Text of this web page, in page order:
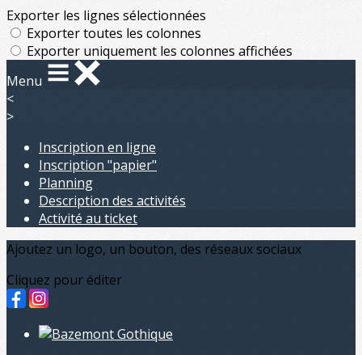
Exporter les lignes sélectionnées
Exporter toutes les colonnes
Exporter uniquement les colonnes affichées
Menu
<
>
Inscription en ligne
Inscription "papier"
Planning
Description des activités
Activité au ticket
Ajoutez un logo, un bouton, des réseaux sociaux
Cliquez pour éditer